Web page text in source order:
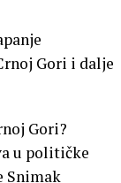
Gori i dalje
Gori?
u političke
Snimak